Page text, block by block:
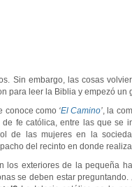
Sin embargo, las cosas
para leer la Biblia y empezó un
conoce como ‘El Camino’, la
fe católica, entre las que se
de las mujeres en la
del recinto en donde
los exteriores de la pequeña
se deben estar preguntando.